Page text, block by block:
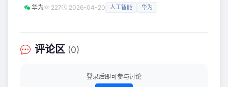
裁兼手
中国总决赛闭幕式暨颁奖典礼于华中科技大学光谷体育馆隆重
正式公布了本届大赛中国总决赛各赛道获奖结果，其中，斩获
实践赛、创新赛、编程赛三大赛道晋级资格的83支精英队
华为 227 2026-04-20 人工智能 华为
评论区 (0)
登录后即可参与讨论